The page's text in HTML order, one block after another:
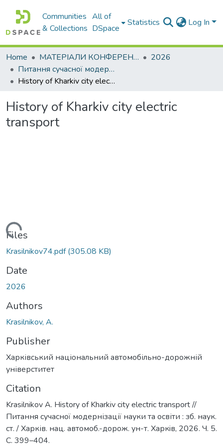
Communities
& Collections
All of
DSpace
Statistics Log In
Home МАТЕРІАЛИ КОНФЕРЕНЦІЙ
2026
Питання сучасної модернізації науки та освіти– 2026. Частина 5
History of Kharkiv city electric transport
History of Kharkiv city electric
transport
Loading...
Files
Krasilnikov74.pdf(305.08 KB)
Date
2026
Authors
Krasilnikov, A.
Publisher
Харківський національний автомобільно-дорожній
універститет
Citation
Krasilnikov A. History of Kharkiv city electric transport //
Питання сучасної модернізації науки та освіти : зб. наук.
ст. / Харків. нац. автомоб.-дорож. ун-т. Харкiв, 2026. Ч. 5.
С. 399–404.